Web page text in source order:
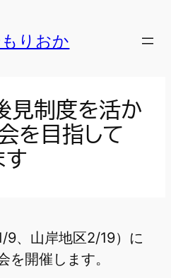
りおか
見制度を活か
を目指して
す
9、山岸地区2/19）に
を開催します。